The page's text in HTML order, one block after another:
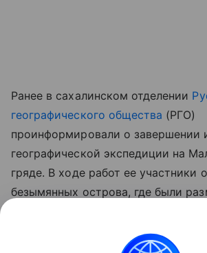
Ранее в сахалинском отделении
географического общества (РГО)
проинформировали о завершении
географической экспедиции на
гряде. В ходе работ ее участники
безымянных острова, где были
В организации отметили, что
наименования для этих